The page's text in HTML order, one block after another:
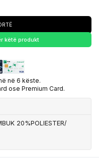
këtë produkt
në 6 këste.
ose Premium Card.
20%POLIESTER/